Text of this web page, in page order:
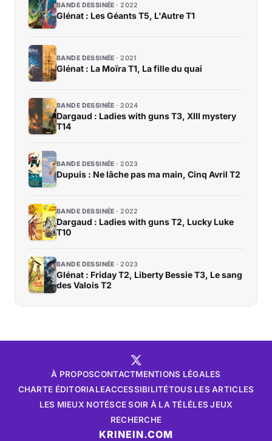
BANDE DESSINÉE 2022
Glénat : Les Géants T5, L'Autre T1
BANDE DESSINÉE 2021
Glénat : La Moïra T1, La fille du quai
BANDE DESSINÉE 2024
Dargaud : Ladies with guns T3, XIII mystery
T14
BANDE DESSINÉE 2023
Dupuis : Ne lâche pas ma main, Cinq Avril T2
BANDE DESSINÉE 2022
Dargaud : Ladies with guns T2, Lucky Luke
T10
BANDE DESSINÉE 2023
Glénat : Friday T2, Liberty Bessie T3, Le sang
des Valois T2
À PROPOSCONTACTMENTIONS LÉGALES
CHARTE ÉDITORIALEACCESSIBILITÉTOUS LES ARTICLES
LES MIEUX NOTÉSCE SOIR À LA TÉLÉLES JEUX
RECHERCHE
KRINEIN.COM